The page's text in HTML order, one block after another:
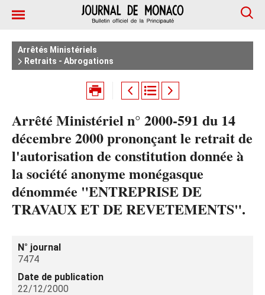
Arrêtés Ministériels
Retraits - Abrogations
Arrêté Ministériel n° 2000-591 du 14
décembre 2000 prononçant le retrait de
l'autorisation de constitution donnée à
la société anonyme monégasque
dénommée "ENTREPRISE DE
TRAVAUX ET DE REVETEMENTS".
N° journal
7474
Date de publication
22/12/2000